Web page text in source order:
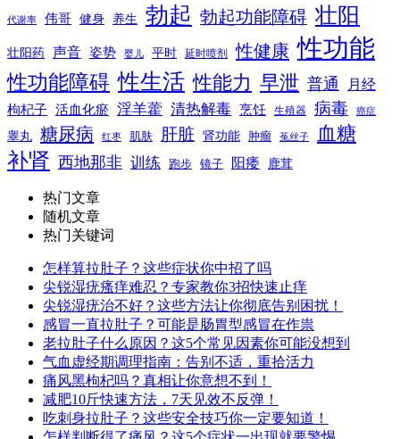
代谢率 伟哥 健身 养生 勃起 勃起功能障碍 壮阳
壮阳药 声音 姿势 婴儿 平时 延时喷剂 性健康 性功能
性功能障碍 性生活 性能力 早泄 普通 月经
枸杞子 活血化瘀 淫羊藿 清热解毒 烹饪 生殖器 病毒 癌症
睾丸 糖尿病 红枣 肌肤 肝脏 肾功能 肿瘤 菟丝子 血糖
补肾 西地那非 训练 跑步 镜子 阳痿 鹿茸
热门文章
随机文章
热门关键词
怎样算拉肚子？这些症状你中招了吗
尖锐湿疣瘙痒难忍？专家教你3招快速止痒
尖锐湿疣治不好？这些方法让你彻底告别困扰！
感冒一直拉肚子？可能是肠胃型感冒在作祟
老拉肚子什么原因？这5个常见因素你可能没想到
气血虚经期调理指南：告别不适，重拾活力
痛风黑枸杞吗？真相让你意想不到！
减肥10斤快速方法，7天见效不反弹！
吃刺身拉肚子？这些安全技巧你一定要知道！